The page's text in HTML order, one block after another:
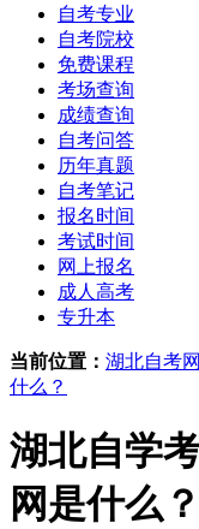
自考专业
自考院校
免费课程
考场查询
成绩查询
自考问答
历年真题
自考笔记
报名时间
考试时间
网上报名
成人高考
专升本
当前位置： 湖北自考网
什么？
湖北自学
网是什么？